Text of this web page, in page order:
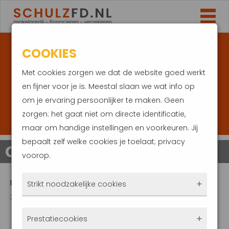
CHECK RENTE VERLENGEN
Met deze tool kunt u snel een offertecheck doen, en
zien of oversluiten interessant kan zijn.
COOKIES
Met cookies zorgen we dat de website goed werkt
en fijner voor je is. Meestal slaan we wat info op
om je ervaring persoonlijker te maken. Geen
zorgen: het gaat niet om directe identificatie,
maar om handige instellingen en voorkeuren. Jij
bepaalt zelf welke cookies je toelaat; privacy
voorop.
Strikt noodzakelijke cookies
Prestatiecookies